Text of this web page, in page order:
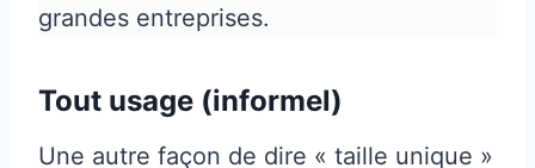
grandes entreprises.
Tout usage (informel)
Une autre façon de dire « taille unique »